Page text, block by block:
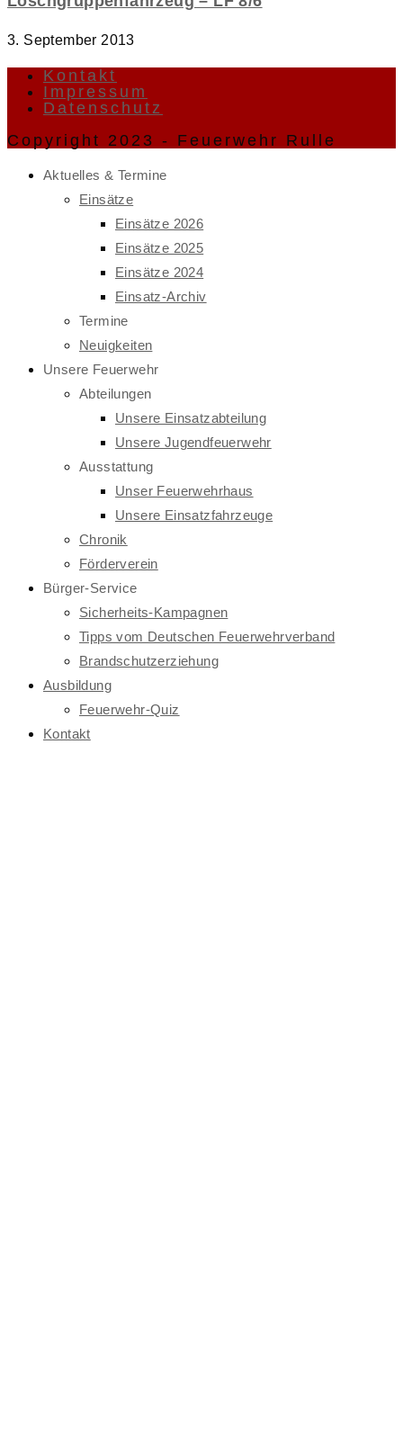
3. September 2013
Kontakt
Impressum
Datenschutz
Copyright 2023 - Feuerwehr Rulle
Aktuelles & Termine
Einsätze
Einsätze 2026
Einsätze 2025
Einsätze 2024
Einsatz-Archiv
Termine
Neuigkeiten
Unsere Feuerwehr
Abteilungen
Unsere Einsatzabteilung
Unsere Jugendfeuerwehr
Ausstattung
Unser Feuerwehrhaus
Unsere Einsatzfahrzeuge
Chronik
Förderverein
Bürger-Service
Sicherheits-Kampagnen
Tipps vom Deutschen Feuerwehrverband
Brandschutzerziehung
Ausbildung
Feuerwehr-Quiz
Kontakt